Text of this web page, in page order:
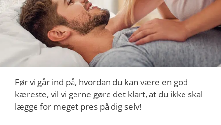
Før vi går ind på, hvordan du kan være en god
kæreste, vil vi gerne gøre det klart, at du ikke skal
lægge for meget pres på dig selv!